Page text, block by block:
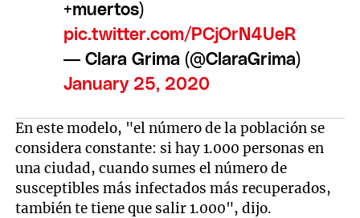
+muertos)
pic.twitter.com/PCjOrN4UeR
— Clara Grima (@ClaraGrima)
January 25, 2020
En este modelo, "el número de la población se
considera constante: si hay 1.000 personas en
una ciudad, cuando sumes el número de
susceptibles más infectados más recuperados,
también te tiene que salir 1.000", dijo.